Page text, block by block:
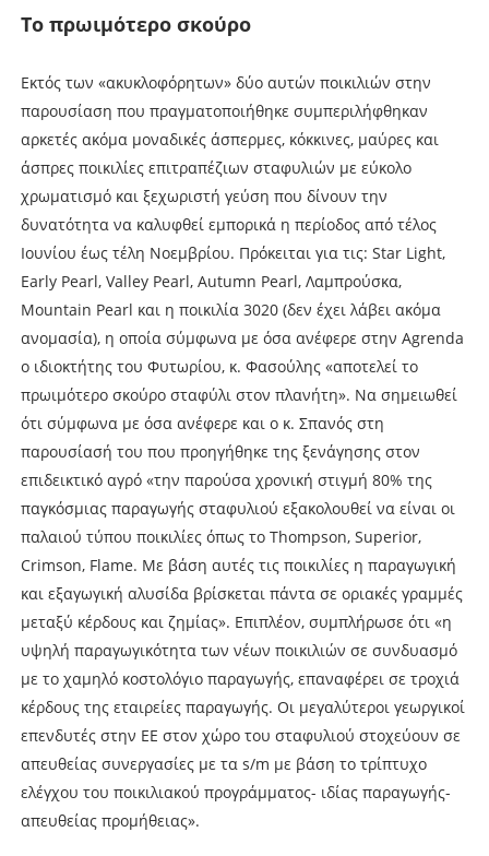
Το πρωιµότερο σκούρο
Εκτός των «ακυκλοφόρητων» δύο αυτών ποικιλιών στην
παρουσίαση που πραγµατοποιήθηκε συµπεριλήφθηκαν
αρκετές ακόµα µοναδικές άσπερµες, κόκκινες, µαύρες και
άσπρες ποικιλίες επιτραπέζιων σταφυλιών µε εύκολο
χρωµατισµό και ξεχωριστή γεύση που δίνουν την
δυνατότητα να καλυφθεί εµπορικά η περίοδος από τέλος
Ιουνίου έως τέλη Νοεµβρίου. Πρόκειται για τις: Star Light,
Early Pearl, Valley Pearl, Autumn Pearl, Λαµπρούσκα,
Mountain Pearl και η ποικιλία 3020 (δεν έχει λάβει ακόµα
ανοµασία), η οποία σύµφωνα µε όσα ανέφερε στην Agrenda
ο ιδιοκτήτης του Φυτωρίου, κ. Φασούλης «αποτελεί το
πρωιµότερο σκούρο σταφύλι στον πλανήτη». Να σηµειωθεί
ότι σύµφωνα µε όσα ανέφερε και ο κ. Σπανός στη
παρουσίασή του που προηγήθηκε της ξενάγησης στον
επιδεικτικό αγρό «την παρούσα χρονική στιγµή 80% της
παγκόσµιας παραγωγής σταφυλιού εξακολουθεί να είναι οι
παλαιού τύπου ποικιλίες όπως το Thompson, Superior,
Crimson, Flame. Με βάση αυτές τις ποικιλίες η παραγωγική
και εξαγωγική αλυσίδα βρίσκεται πάντα σε οριακές γραµµές
µεταξύ κέρδους και ζηµίας». Επιπλέον, συµπλήρωσε ότι «η
υψηλή παραγωγικότητα των νέων ποικιλιών σε συνδυασµό
µε το χαµηλό κοστολόγιο παραγωγής, επαναφέρει σε τροχιά
κέρδους της εταιρείες παραγωγής. Οι µεγαλύτεροι γεωργικοί
επενδυτές στην ΕΕ στον χώρο του σταφυλιού στοχεύουν σε
απευθείας συνεργασίες µε τα s/m µε βάση το τρίπτυχο
ελέγχου του ποικιλιακού προγράµµατος- ιδίας παραγωγής-
απευθείας προµήθειας».